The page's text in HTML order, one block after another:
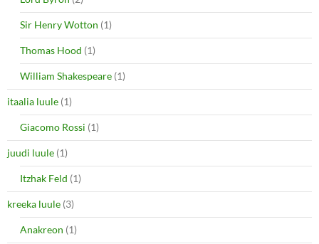
Sir Henry Wotton (1)
Thomas Hood (1)
William Shakespeare (1)
itaalia luule (1)
Giacomo Rossi (1)
juudi luule (1)
Itzhak Feld (1)
kreeka luule (3)
Anakreon (1)